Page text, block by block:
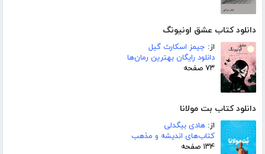
دانلود کتاب عشق اونیونگ
از: جیمز اسکارث گیل
دانلود رایگان بهترین رمان‌ها
۷۳ صفحه
دانلود کتاب بت مولانا
از: هادی بیگدلی
کتاب‌های اندیشه و مذهب
۱۳۴ صفحه